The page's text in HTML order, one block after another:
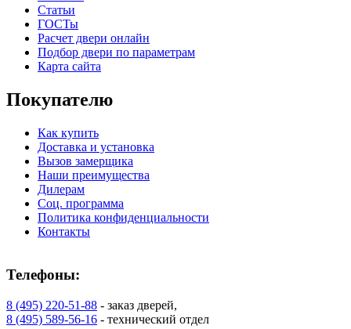
Статьи
ГОСТы
Расчет двери онлайн
Подбор двери по параметрам
Карта сайта
Покупателю
Как купить
Доставка и установка
Вызов замерщика
Наши преимущества
Дилерам
Соц. программа
Политика конфиденциальности
Контакты
Телефоны:
8 (495) 220-51-88 - заказ дверей,
8 (495) 589-56-16 - технический отдел